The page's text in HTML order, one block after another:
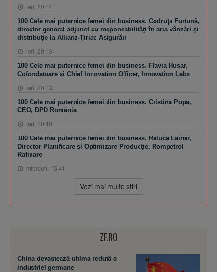
ieri, 20:14
100 Cele mai puternice femei din business. Codruţa Furtună,
director general adjunct cu responsabilităţi în aria vânzări şi
distribuţie la Allianz-Ţiriac Asigurări
ieri, 20:13
100 Cele mai puternice femei din business. Flavia Husar,
Cofondatoare şi Chief Innovation Officer, Innovation Labs
ieri, 20:13
100 Cele mai puternice femei din business. Cristina Popa,
CEO, DPD România
ieri, 10:49
100 Cele mai puternice femei din business. Raluca Lainer,
Director Planificare şi Optimizare Producţie, Rompetrol
Rafinare
miercuri, 15:41
Vezi mai multe ştiri
ZF.RO
China devastează ultima redută a
industriei germane